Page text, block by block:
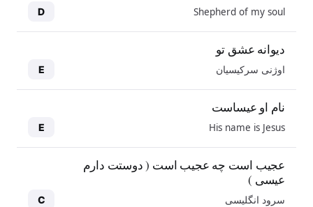
Shepherd of my soul
D
دیوانه عشق تو
اوژنی سرکیسیان E
نام او عیساست
His name is Jesus
E
عجیب است چه عجیب است ( دوستت دارم
عیسی )
سرود انگلیسی C